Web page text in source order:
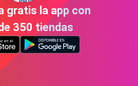
gratis la app con
350 tiendas